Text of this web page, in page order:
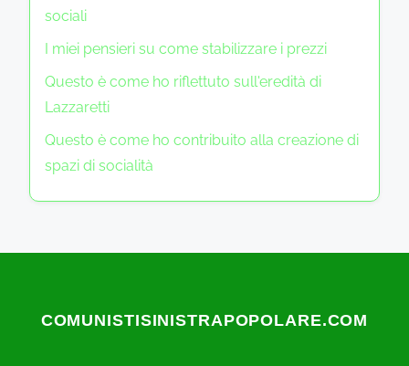
sociali
I miei pensieri su come stabilizzare i prezzi
Questo è come ho riflettuto sull'eredità di
Lazzaretti
Questo è come ho contribuito alla creazione di
spazi di socialità
COMUNISTISINISTRAPOPOLARE.COM